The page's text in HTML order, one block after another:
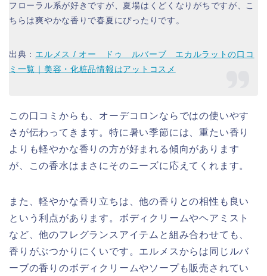
フローラル系が好きですが、夏場はくどくなりがちですが、こ
ちらは爽やかな香りで春夏にぴったりです。
出典： エルメス / オー ドゥ ルバーブ エカルラットの口コ
ミ一覧｜美容・化粧品情報はアットコスメ
この口コミからも、オーデコロンならではの使いやす
さが伝わってきます。特に暑い季節には、重たい香り
よりも軽やかな香りの方が好まれる傾向があります
が、この香水はまさにそのニーズに応えてくれます。
また、軽やかな香り立ちは、他の香りとの相性も良い
という利点があります。ボディクリームやヘアミスト
など、他のフレグランスアイテムと組み合わせても、
香りがぶつかりにくいです。エルメスからは同じルバ
ーブの香りのボディクリームやソープも販売されてい